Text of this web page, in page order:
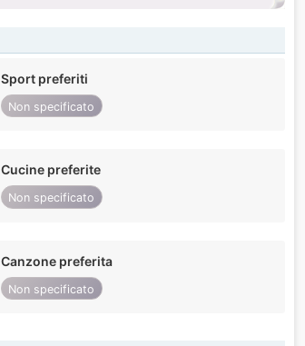
Sport preferiti
Non specificato
Cucine preferite
Non specificato
Canzone preferita
Non specificato